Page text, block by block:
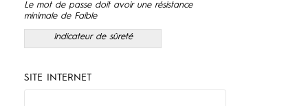
Le mot de passe doit avoir une résistance
minimale de Faible
Indicateur de sûreté
SITE INTERNET